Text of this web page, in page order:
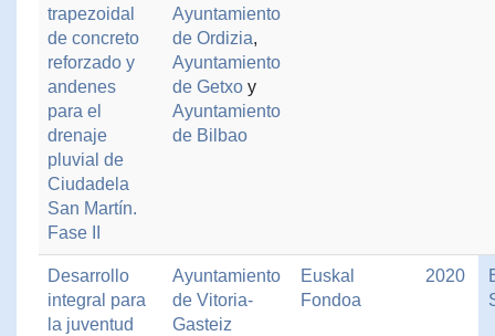
trapezoidal
de concreto
reforzado y
andenes
para el
drenaje
pluvial de
Ciudadela
San Martín.
Fase II
Ayuntamiento
de Ordizia,
Ayuntamiento
de Getxo y
Ayuntamiento
de Bilbao
Desarrollo
integral para
la juventud
Ayuntamiento
de Vitoria-
Gasteiz
Euskal
Fondoa
2020